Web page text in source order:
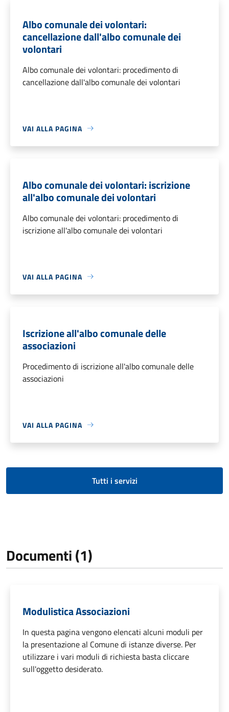
Albo comunale dei volontari:
cancellazione dall'albo comunale dei
volontari
Albo comunale dei volontari: procedimento di
cancellazione dall'albo comunale dei volontari
VAI ALLA PAGINA
Albo comunale dei volontari: iscrizione
all'albo comunale dei volontari
Albo comunale dei volontari: procedimento di
iscrizione all'albo comunale dei volontari
VAI ALLA PAGINA
Iscrizione all'albo comunale delle
associazioni
Procedimento di iscrizione all'albo comunale delle
associazioni
VAI ALLA PAGINA
Tutti i servizi
Documenti (1)
Modulistica Associazioni
In questa pagina vengono elencati alcuni moduli per
la presentazione al Comune di istanze diverse. Per
utilizzare i vari moduli di richiesta basta cliccare
sull'oggetto desiderato.